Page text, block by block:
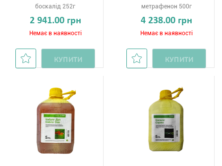
боскалід 252г
2 941.00 грн
Немає в наявності
КУПИТИ
метрафенон 500г
4 238.00 грн
Немає в наявності
КУПИТИ